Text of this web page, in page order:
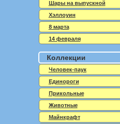
Шары на выпускной
Хэллоуин
8 марта
14 февраля
Коллекции
Человек-паук
Единороги
Прикольные
Животные
Майнкрафт